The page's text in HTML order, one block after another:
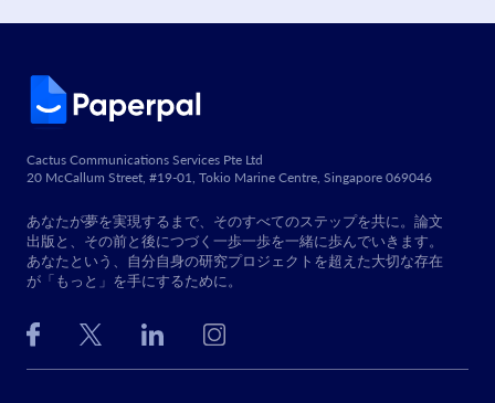
Cactus Communications Services Pte Ltd
20 McCallum Street, #19-01, Tokio Marine Centre, Singapore 069046
あなたが夢を実現するまで、そのすべてのステップを共に。論文
出版と、その前と後につづく一歩一歩を一緒に歩んでいきます。
あなたという、自分自身の研究プロジェクトを超えた大切な存在
が「もっと」を手にするために。